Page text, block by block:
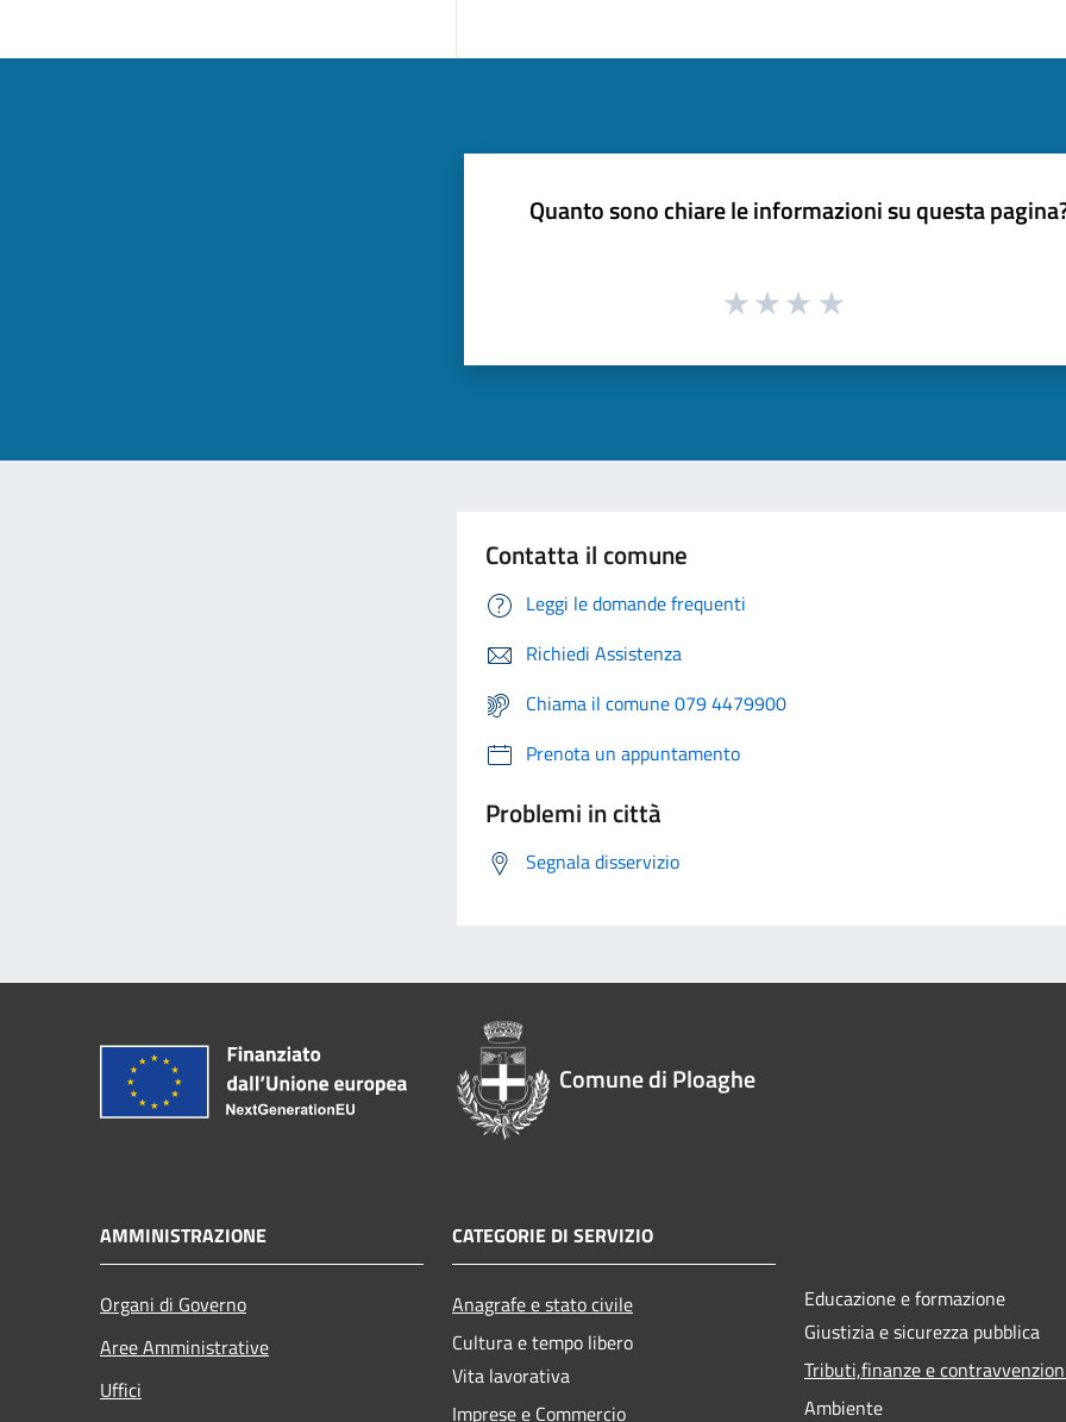
Quanto sono chiare le informazioni su questa
Contatta il comune
Leggi le domande frequenti
Richiedi Assistenza
Chiama il comune 079 4479900
Prenota un appuntamento
Problemi in città
Segnala disservizio
Comune di Ploaghe
AMMINISTRAZIONE
Organi di Governo
Aree Amministrative
Uffici
CATEGORIE DI SERVIZIO
Anagrafe e stato civile
Cultura e tempo libero
Vita lavorativa
Imprese e Commercio
Educazione e formazione
Giustizia e sicurezza pubblica
Tributi,finanze e
Ambiente